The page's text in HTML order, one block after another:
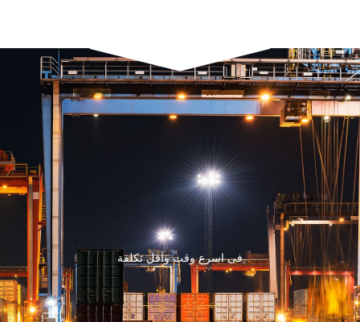
فى اسرع وقت واقل تكلفة